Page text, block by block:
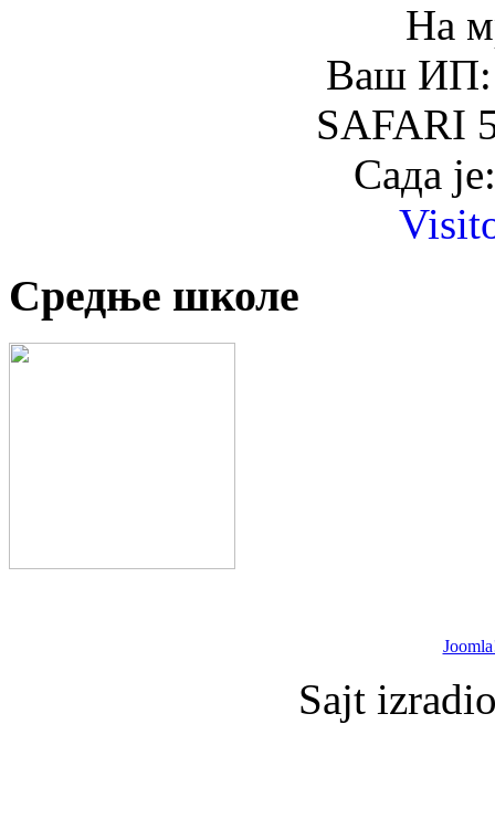
На
Ваш ИП:
SAFARI
Сада
Средње школе
Sajt